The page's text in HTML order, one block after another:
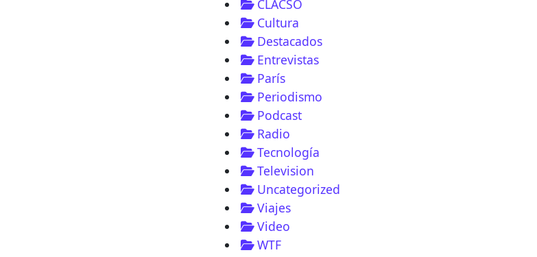
CLACSO
Cultura
Destacados
Entrevistas
París
Periodismo
Podcast
Radio
Tecnología
Television
Uncategorized
Viajes
Video
WTF